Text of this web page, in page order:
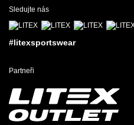
Sledujte nás
#litexsportswear
Partneři